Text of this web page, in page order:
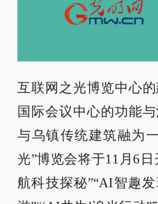
互联网之光博览中心
国际会议中心的功能
与乌镇传统建筑融为
光”博览会将于11月6
航科技探秘”“AI智趣